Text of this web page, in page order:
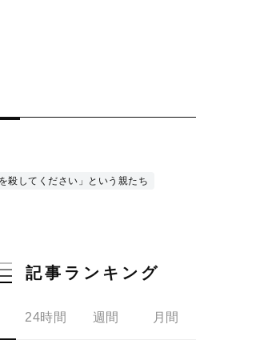
殺してください」という親たち
記事ランキング
24時間 週間 月間